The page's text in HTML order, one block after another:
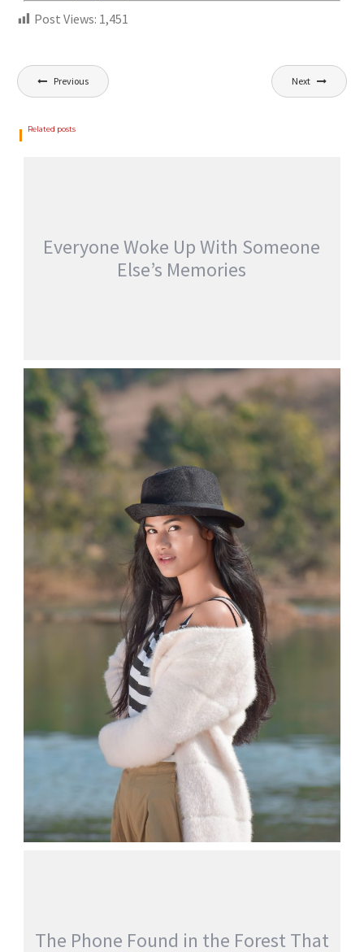
Post Views: 1,451
Previous Next
Related posts
Everyone Woke Up With Someone
Else’s Memories
EVERYONE WOKE UP WITH SOMEONE
ELSE’S MEMORIES
jatinder
The Phone Found in the Forest That